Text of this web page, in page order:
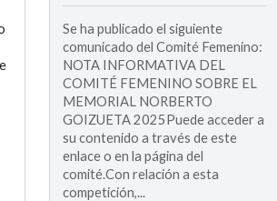
Se ha publicado el siguiente
comunicado del Comité Femenino:
NOTA INFORMATIVA DEL
COMITÉ FEMENINO SOBRE EL
MEMORIAL NORBERTO
GOIZUETA 2025Puede acceder a
su contenido a través de este
enlace o en la página del
comité.Con relación a esta
competición,...